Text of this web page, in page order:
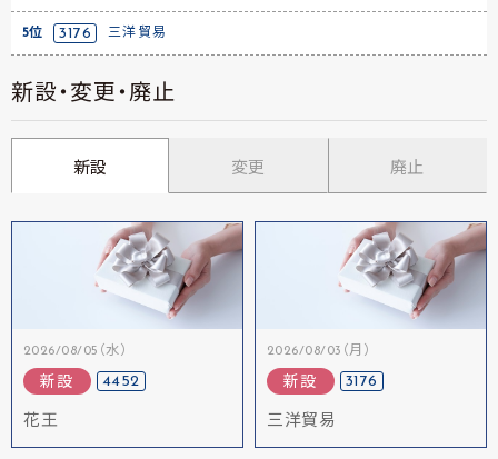
5位 3176 三洋貿易
新設・変更・廃止
新設 変更 廃止
2026/08/05（水）
新設 4452
花王
2026/08/03（月）
新設 3176
三洋貿易